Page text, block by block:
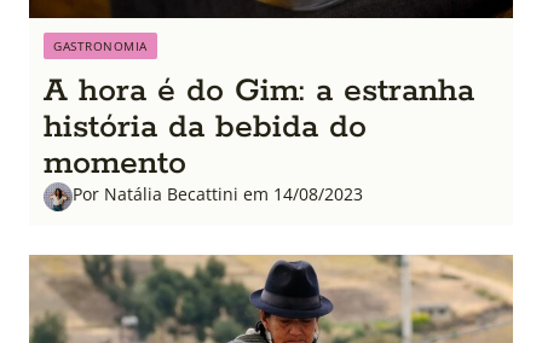
GASTRONOMIA
A hora é do Gim: a estranha
história da bebida do
momento
Por Natália Becattini em 14/08/2023